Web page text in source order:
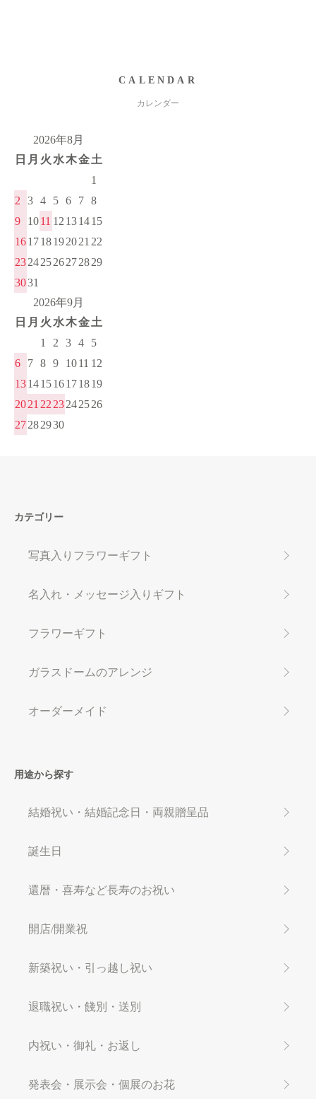
CALENDAR
カレンダー
2026年8月
日 月 火 水木金土
1
2
3 4 5 6 7 8
9
1011 12 131415
161718192021 22
23242526272829
3031
2026年9月
日 月 火 水木金土
1
2 3 4
5
6
7 8 9 1011 12
13141516171819
2021 22 23242526
27282930
カテゴリー
写真入りフラワーギフト
名入れ・メッセージ入りギフト
フラワーギフト
ガラスドームのアレンジ
オーダーメイド
用途から探す
結婚祝い・結婚記念日・両親贈呈品
誕生日
還暦・喜寿など長寿のお祝い
開店/開業祝
新築祝い・引っ越し祝い
退職祝い・餞別・送別
内祝い・御礼・お返し
発表会・展示会・個展のお花